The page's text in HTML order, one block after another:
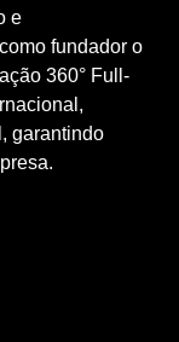
e
fundador o
360° Full-
garantindo